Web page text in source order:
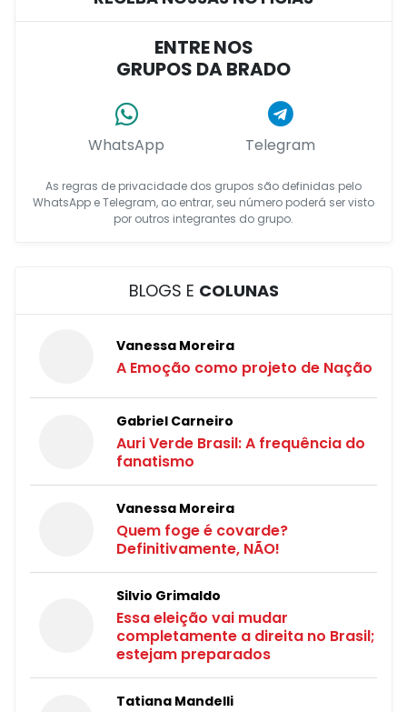
ENTRE NOS
GRUPOS DA BRADO
WhatsApp Telegram
As regras de privacidade dos grupos são definidas pelo
WhatsApp e Telegram, ao entrar, seu número poderá ser visto
por outros integrantes do grupo.
BLOGS E COLUNAS
Vanessa Moreira
A Emoção como projeto de Nação
Gabriel Carneiro
Auri Verde Brasil: A frequência do
fanatismo
Vanessa Moreira
Quem foge é covarde?
Definitivamente, NÃO!
Silvio Grimaldo
Essa eleição vai mudar
completamente a direita no Brasil;
estejam preparados
Tatiana Mandelli